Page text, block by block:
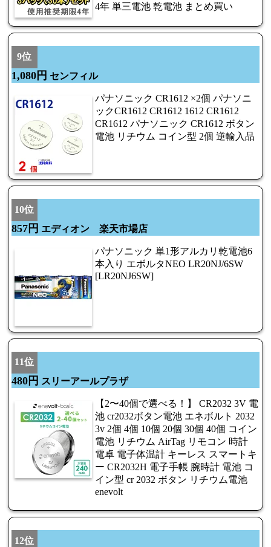
4年 単三電池 乾電池 まとめ買い
9位
1,080円 センフィル
パナソニック CR1612 ×2個 パナソニ
ックCR1612 CR1612 1612 CR1612
CR1612 パナソニック CR1612 ボタン
電池 リチウム コイン型 2個 逆輸入品
10位
857円 エディオン 楽天市場店
パナソニック 単1形アルカリ乾電池6
本入り エボルタNEO LR20NJ/6SW
[LR20NJ6SW]
11位
480円 スリーアールプラザ
【2〜40個で選べる！】 CR2032 3V 電
池 cr2032ボタン電池 エネボルト 2032
3v 2個 4個 10個 20個 30個 40個 コイン
電池 リチウム AirTag リモコン 時計
電卓 電子体温計 キーレス スマートキ
ー CR2032H 電子手帳 腕時計 電池 コ
イン型 cr 2032 ボタン リチウム電池
enevolt
12位